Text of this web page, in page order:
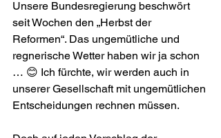
Unsere Bundesregierung beschwört
seit Wochen den „Herbst der
Reformen“. Das ungemütliche und
regnerische Wetter haben wir ja schon
… 😊 Ich fürchte, wir werden auch in
unserer Gesellschaft mit ungemütlichen
Ent­scheidungen rechnen müssen.